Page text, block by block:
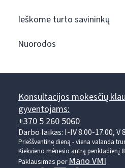
Ieškome turto savininkų
Nuorodos
Konsultacijos mokesčių
gyventojams:
+370 5 260 5060
Darbo laikas: I-IV 8.00-17.00, V
Prieššventinę dieną - viena valanda
Kiekvieno mėnesio antrą penktadienį
Paklausimas per Mano VMI